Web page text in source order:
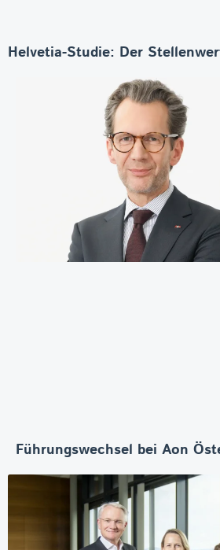
Helvetia-Studie: Der
Führungswechsel bei Aon